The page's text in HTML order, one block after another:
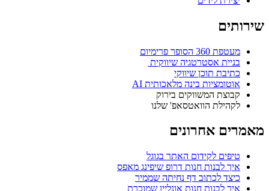
שירותים
מעטפת 360 הסופר פרימיום
בניית אסטרטגיה שיווקית ​
כתיבת תוכן שיווקי​
אוטומציות בינה מלאכותית AI
קבוצת המשווקים בירוק
לקהילת הוואטסאפ' שלנו​
מאמרים אחרונים
טיפים לקידום האתר בגוגל
איך לבנות חנות דרופ שיפינג מאפס
כיצד לכתוב דף נחיתה שממיר
איך לבנות חנות אונליין שמוכרת